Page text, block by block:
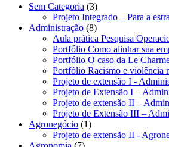
Sem Categoria 33
produtos
Projeto Integrado – Para a
Administração 88
produtos
Aula prática Pesquisa
Portfólio Como alinhar sua
Portfólio O caso da Le
Portfólio Racismo e violência
Projeto de extensão I -
Projeto de Extensão I –
Projeto de extensão II –
Projeto de Extensão III –
Agronegócio 11
produto
Projeto de extensão II -